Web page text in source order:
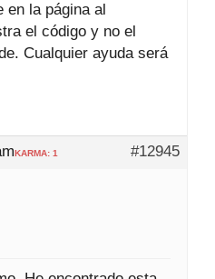
en la página al
el código y no el
Cualquier ayuda será
#12945
KARMA: 1